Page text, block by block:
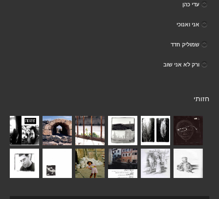
עדי כהן
אני ואנוכי
שמוליק חדד
ורק לא אני שוב
חזותי